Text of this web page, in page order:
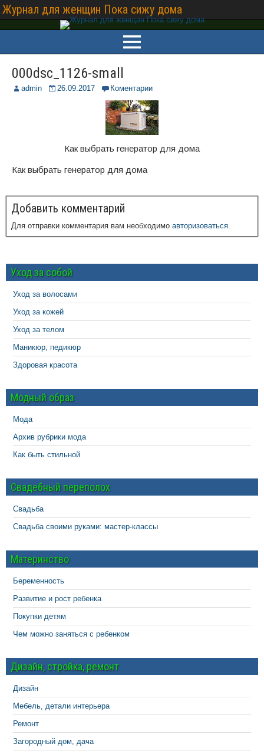
Журнал для женщин Пока сижу дома
000dsc_1126-small
admin 26.09.2017 Коментарии
Как выбрать генератор для дома
Как выбрать генератор для дома
Добавить комментарий
Для отправки комментария вам необходимо авторизоваться.
Уход за собой
Уход за волосами
Уход за кожей
Уход за телом
Маникюр, педикюр
Здоровая красота
Модный образ
Мода
Архив рубрики мода
Как быть стильной
Свадебный переполох
Свадьба
Свадьба своими руками: мастер-классы
Материнство
Беременность
Развитие и рост ребенка
Покупки детям
Чем можно заняться с ребенком
Дизайн, стройка, ремонт
Дизайн
Мебель, детали интерьера
Ремонт
Загородный дом, дача